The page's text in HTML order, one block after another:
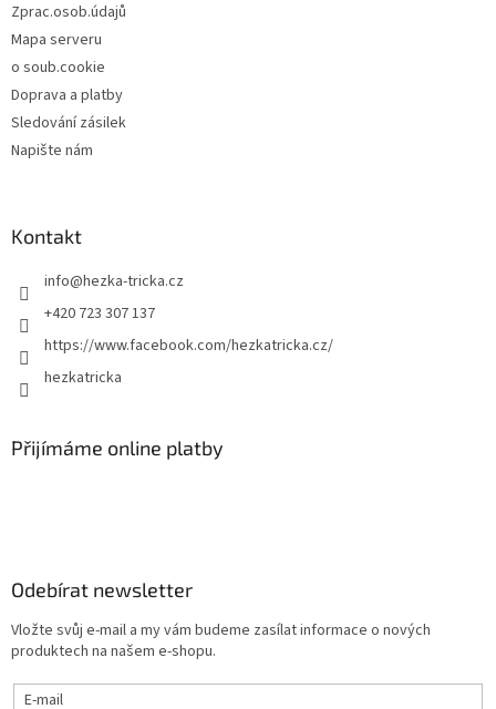
Zprac.osob.údajů
Mapa serveru
o soub.cookie
Doprava a platby
Sledování zásilek
Napište nám
Kontakt
info@hezka-tricka.cz
+420 723 307 137
https://www.facebook.com/hezkatricka.cz/
hezkatricka
Přijímáme online platby
Odebírat newsletter
Vložte svůj e-mail a my vám budeme zasílat informace o nových
produktech na našem e-shopu.
E-mail